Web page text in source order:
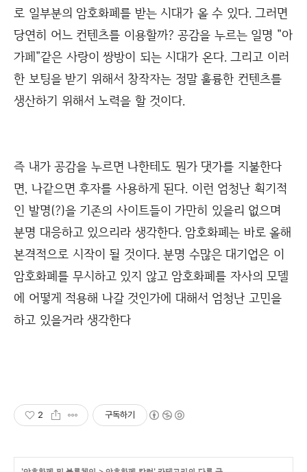
로 일부분의 암호화폐를 받는 시대가 올 수 있다. 그러면
당연히 어느 컨텐츠를 이용할까? 공감을 누르는 일명 "아
가페"같은 사랑이 쌍방이 되는 시대가 온다. 그리고 이러
한 보팅을 받기 위해서 창작자는 정말 훌륭한 컨텐츠를
생산하기 위해서 노력을 할 것이다.
즉 내가 공감을 누르면 나한테도 뭔가 댓가를 지불한다
면, 나같으면 후자를 사용하게 된다. 이런 엄청난 획기적
인 발명(?)을 기존의 사이트들이 가만히 있을리 없으며
분명 대응하고 있으리라 생각한다. 암호화폐는 바로 올해
본격적으로 시작이 될 것이다. 분명 수많은 대기업은 이
암호화폐를 무시하고 있지 않고 암호화폐를 자사의 모델
에 어떻게 적용해 나갈 것인가에 대해서 엄청난 고민을
하고 있을거라 생각한다
2 구독하기